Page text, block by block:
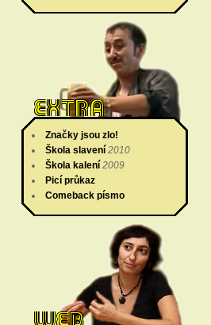
Značky jsou zlo!
Škola slavení 2010
Škola kalení 2009
Picí průkaz
Comeback písmo